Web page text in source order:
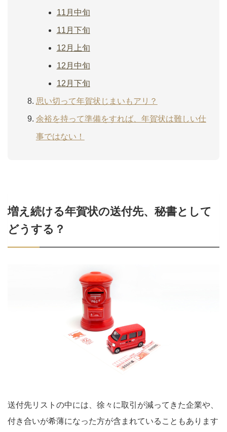
11月中旬
11月下旬
12月上旬
12月中旬
12月下旬
思い切って年賀状じまいもアリ？
余裕を持って準備をすれば、年賀状は難しい仕
事ではない！
増え続ける年賀状の送付先、秘書として
どうする？
送付先リストの中には、徐々に取引が減ってきた企業や、
付き合いが希薄になった方が含まれていることもあります